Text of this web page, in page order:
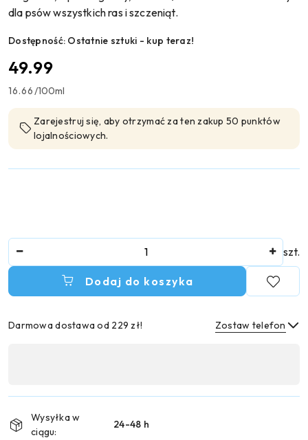
dla psów wszystkich ras i szczeniąt.
Dostępność: Ostatnie sztuki - kup teraz!
cena:
49.99
16.66/100ml
Zarejestruj się, aby otrzymać za ten zakup 50 punktów
lojalnościowych.
szt.
Dodaj do koszyka
Darmowa dostawa od 229 zł! Zostaw telefon
płatność
dostawa
Wysyłka w
ciągu:
24-48 h